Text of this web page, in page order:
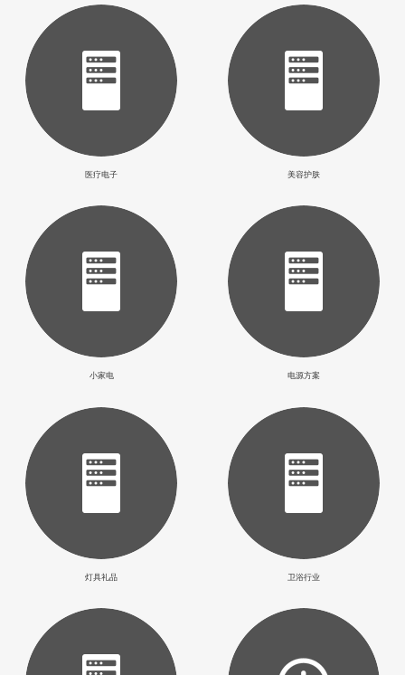
医疗电子 美容护肤
小家电 电源方案
灯具礼品 卫浴行业